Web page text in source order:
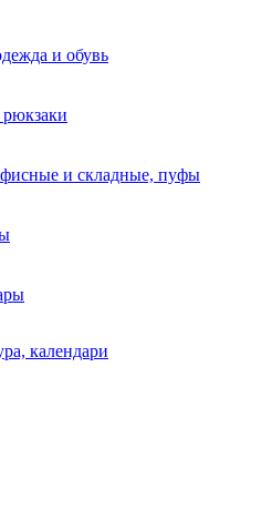
и обувь
и складные, пуфы
календари